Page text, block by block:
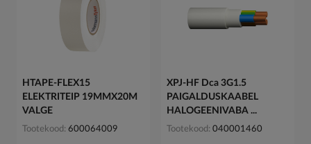
HTAPE-FLEX15
ELEKTRITEIP 19MMX20M
VALGE
Tootekood 600064009
XPJ-HF Dca 3G1.5
PAIGALDUSKAABEL
HALOGEENIVABA ...
Tootekood 040001460